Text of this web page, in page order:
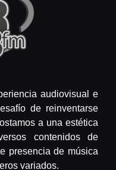
audiovisual e
de reinventarse
a una estética
contenidos de
presencia de música
variados.